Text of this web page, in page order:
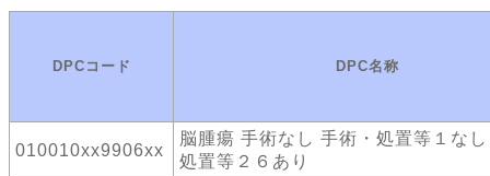
DPCコード DPC名称
010010xx9906xx
脳腫瘍 手術なし 手術・処置等１な
処置等２６あり